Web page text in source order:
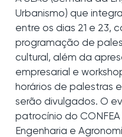
Urbanismo) que
entre os dias 21 e 23,
programação de
cultural, além da
empresarial e
horários de palestras
serão divulgados. O
patrocínio do CONFEA
Engenharia e